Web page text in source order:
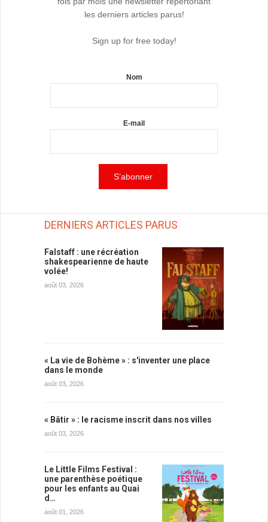
les derniers articles parus!
Sign up for free today!
Nom
E-mail
DERNIERS ARTICLES PARUS
Falstaff : une récréation
shakespearienne de haute
volée!
août 03, 2026
« La vie de Bohème » : s'inventer une place
dans le monde
août 03, 2026
« Bâtir » : le racisme inscrit dans nos villes
août 03, 2026
Le Little Films Festival :
une parenthèse poétique
pour les enfants au Quai
d…
août 01, 2026